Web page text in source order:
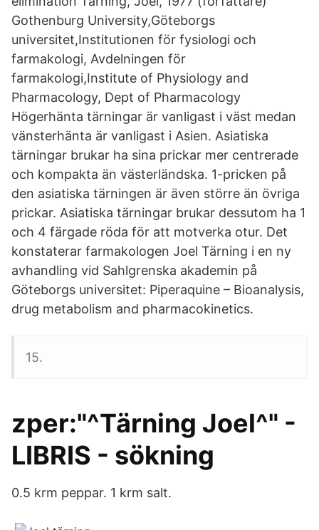
Gothenburg University,Göteborgs
universitet,Institutionen för fysiologi och
farmakologi, Avdelningen för
farmakologi,Institute of Physiology and
Pharmacology, Dept of Pharmacology
Högerhänta tärningar är vanligast i väst medan
vänsterhänta är vanligast i Asien. Asiatiska
tärningar brukar ha sina prickar mer centrerade
och kompakta än västerländska. 1-pricken på
den asiatiska tärningen är även större än övriga
prickar. Asiatiska tärningar brukar dessutom ha 1
och 4 färgade röda för att motverka otur. Det
konstaterar farmakologen Joel Tärning i en ny
avhandling vid Sahlgrenska akademin på
Göteborgs universitet: Piperaquine – Bioanalysis,
drug metabolism and pharmacokinetics.
15.
zper:"^Tärning Joel^" -
LIBRIS - sökning
0.5 krm peppar. 1 krm salt.